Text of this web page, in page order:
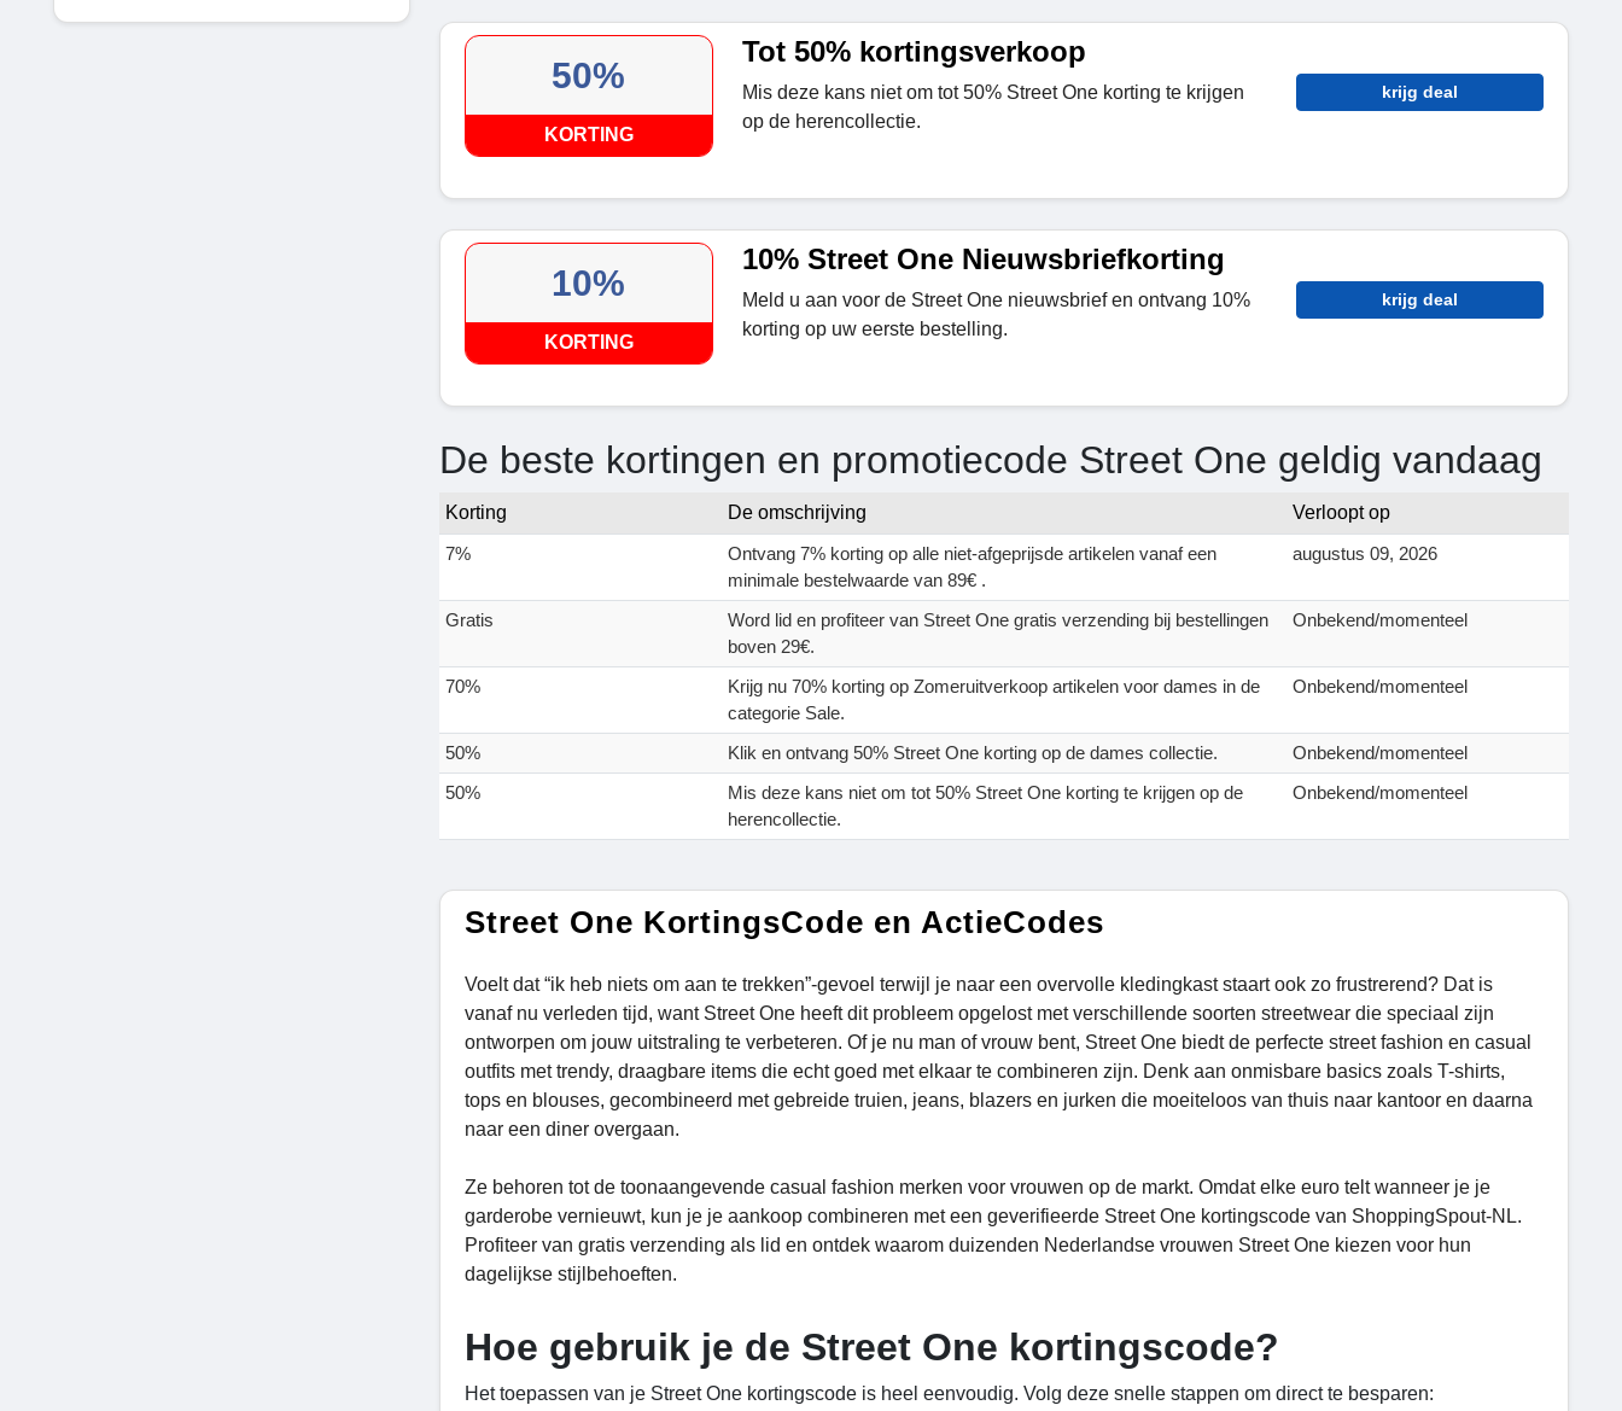
50%
KORTING
Tot 50% kortingsverkoop
Mis deze kans niet om tot 50% Street One korting te krijgen
op de herencollectie.
krijg deal
10%
KORTING
10% Street One Nieuwsbriefkorting
Meld u aan voor de Street One nieuwsbrief en ontvang 10%
korting op uw eerste bestelling.
krijg deal
De beste kortingen en promotiecode Street One geldig vandaag
Korting De omschrijving
Verloopt op
7%
Ontvang 7% korting op alle niet-afgeprijsde artikelen vanaf een
minimale bestelwaarde van 89€ .
augustus 09, 2026
Gratis
Word lid en profiteer van Street One gratis verzending bij bestellingen
boven 29€.
Onbekend/momenteel
70%
Krijg nu 70% korting op Zomeruitverkoop artikelen voor dames in de
categorie Sale.
Onbekend/momenteel
50% Klik en ontvang 50% Street One korting op de dames collectie.
Onbekend/momenteel
50%
Mis deze kans niet om tot 50% Street One korting te krijgen op de
herencollectie.
Onbekend/momenteel
Street One KortingsCode en ActieCodes
Voelt dat “ik heb niets om aan te trekken”-gevoel terwijl je naar een overvolle kledingkast staart ook zo frustrerend? Dat is
vanaf nu verleden tijd, want Street One heeft dit probleem opgelost met verschillende soorten streetwear die speciaal zijn
ontworpen om jouw uitstraling te verbeteren. Of je nu man of vrouw bent, Street One biedt de perfecte street fashion en casual
outfits met trendy, draagbare items die echt goed met elkaar te combineren zijn. Denk aan onmisbare basics zoals T-shirts,
tops en blouses, gecombineerd met gebreide truien, jeans, blazers en jurken die moeiteloos van thuis naar kantoor en daarna
naar een diner overgaan.
Ze behoren tot de toonaangevende casual fashion merken voor vrouwen op de markt. Omdat elke euro telt wanneer je je
garderobe vernieuwt, kun je je aankoop combineren met een geverifieerde Street One kortingscode van ShoppingSpout-NL.
Profiteer van gratis verzending als lid en ontdek waarom duizenden Nederlandse vrouwen Street One kiezen voor hun
dagelijkse stijlbehoeften.
Hoe gebruik je de Street One kortingscode?
Het toepassen van je Street One kortingscode is heel eenvoudig. Volg deze snelle stappen om direct te besparen: